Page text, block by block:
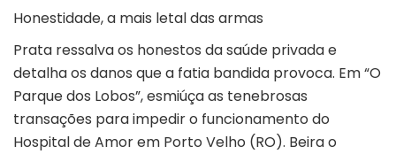
Honestidade, a mais letal das armas
Prata ressalva os honestos da saúde privada e
detalha os danos que a fatia bandida provoca. Em “O
Parque dos Lobos”, esmiúça as tenebrosas
transações para impedir o funcionamento do
Hospital de Amor em Porto Velho (RO). Beira o